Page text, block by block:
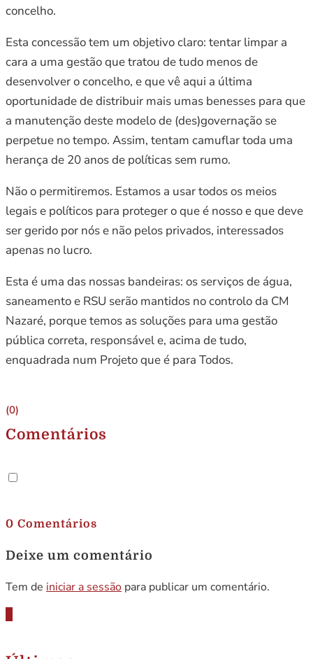
concelho.
Esta concessão tem um objetivo claro: tentar limpar a
cara a uma gestão que tratou de tudo menos de
desenvolver o concelho, e que vê aqui a última
oportunidade de distribuir mais umas benesses para que
a manutenção deste modelo de (des)governação se
perpetue no tempo. Assim, tentam camuflar toda uma
herança de 20 anos de políticas sem rumo.
Não o permitiremos. Estamos a usar todos os meios
legais e políticos para proteger o que é nosso e que deve
ser gerido por nós e não pelos privados, interessados
apenas no lucro.
Esta é uma das nossas bandeiras: os serviços de água,
saneamento e RSU serão mantidos no controlo da CM
Nazaré, porque temos as soluções para uma gestão
pública correta, responsável e, acima de tudo,
enquadrada num Projeto que é para Todos.
(0)
Comentários
0 Comentários
Deixe um comentário
Tem de iniciar a sessão para publicar um comentário.